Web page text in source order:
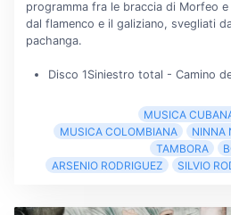
programma fra le braccia di Morfeo
dal flamenco e il galiziano, svegliati
pachanga.
Disco 1Siniestro total - Camino
MUSICA
MUSICA COLOMBIANA
NINNA
TAMBORA
ARSENIO RODRIGUEZ
SILVIO